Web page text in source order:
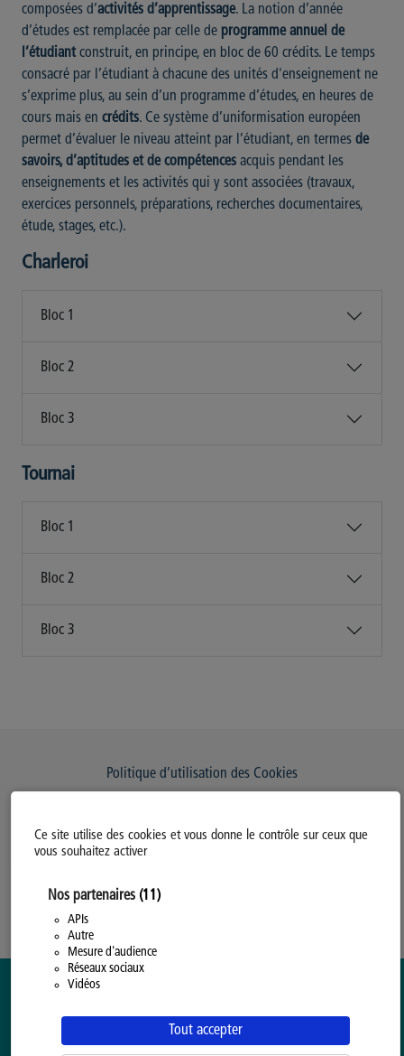
Ce site utilise des cookies et vous donne le contrôle sur ceux que
vous souhaitez activer
Nos partenaires (11)
APIs
Autre
Mesure d'audience
Réseaux sociaux
Vidéos
Tout accepter
composées d’activités d’apprentissage. La notion d’année
d’études est remplacée par celle de programme annuel de
l’étudiantconstruit, en principe, en bloc de 60 crédits. Le temps
consacré par l’étudiant à chacune des unités d'enseignement ne
s’exprime plus, au sein d’un programme d’études, en heures de
cours mais en crédits. Ce système d’uniformisation européen
permet d’évaluer le niveau atteint par l’étudiant, en termes de
savoirs, d’aptitudes et de compétences acquis pendant les
enseignements et les activités qui y sont associées (travaux,
exercices personnels, préparations, recherches documentaires,
étude, stages, etc.).
Charleroi
Bloc 1
Bloc 2
Bloc 3
Tournai
Bloc 1
Bloc 2
Bloc 3
Politique d’utilisation des Cookies
Politique Générale de Confidentialité